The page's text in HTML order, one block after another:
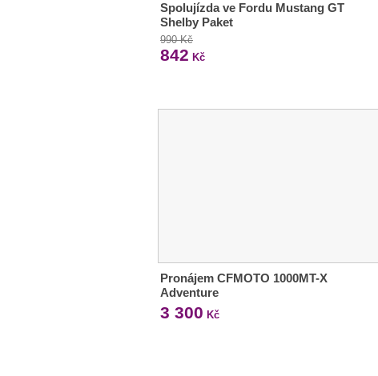
Spolujízda ve Fordu Mustang GT
Shelby Paket
990 Kč
842 Kč
Pronájem CFMOTO 1000MT-X
Adventure
3 300 Kč